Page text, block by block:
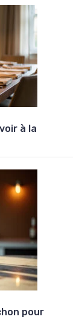
à la
pour